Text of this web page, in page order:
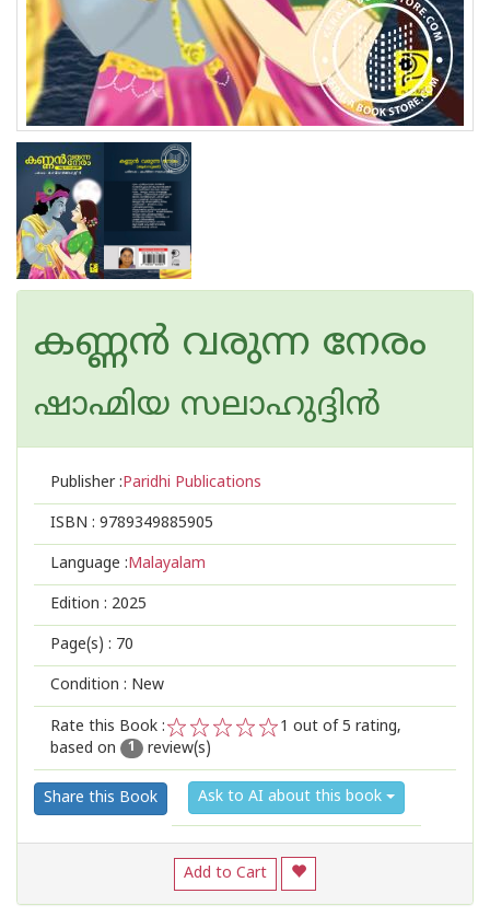
കണ്ണൻ വരുന്ന നേരം
ഷാഹ്മിയ സലാഹുദ്ദിൻ
Publisher :Paridhi Publications
ISBN : 9789349885905
Language :Malayalam
Edition : 2025
Page(s) : 70
Condition : New
Rate this Book :
2
1
1 out of 5 rating,
based on
1 review(s)
Share this Book Ask to AI about this book
Add to Cart